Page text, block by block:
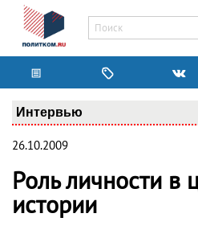
Интервью
26.10.2009
Роль личности в
истории